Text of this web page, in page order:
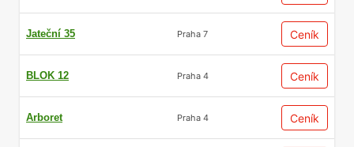
Jateční 35 Praha 7 Ceník
BLOK 12 Praha 4 Ceník
Arboret Praha 4 Ceník